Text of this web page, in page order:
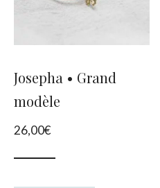
sur
Josepha • Grand
modèle
26,00€